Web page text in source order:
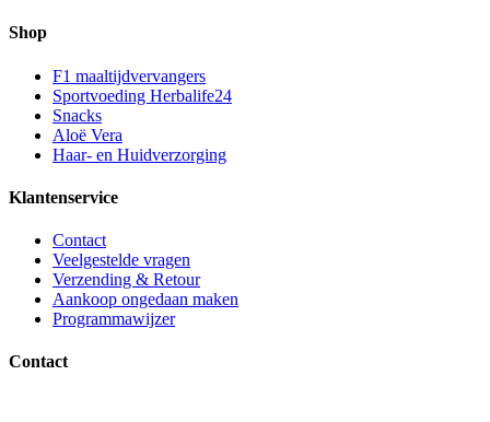
Shop
F1 maaltijdvervangers
Sportvoeding Herbalife24
Snacks
Aloë Vera
Haar- en Huidverzorging
Klantenservice
Contact
Veelgestelde vragen
Verzending & Retour
Aankoop ongedaan maken
Programmawijzer
Contact